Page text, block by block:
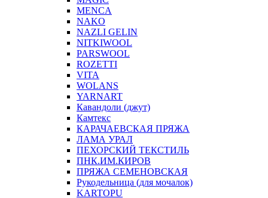
MENCA
NAKO
NAZLI GELIN
NITKIWOOL
PARSWOOL
ROZETTI
VITA
WOLANS
YARNART
Кавандоли (джут)
Камтекс
КАРАЧАЕВСКАЯ ПРЯЖА
ЛАМА УРАЛ
ПЕХОРСКИЙ ТЕКСТИЛЬ
ПНК.ИМ.КИРОВ
ПРЯЖА СЕМЕНОВСКАЯ
Рукодельница (для мочалок)
KARTOPU